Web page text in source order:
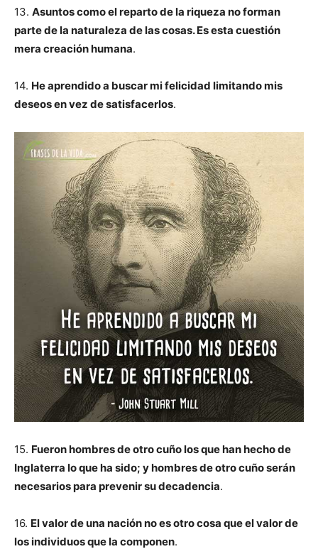
13. Asuntos como el reparto de la riqueza no forman
parte de la naturaleza de las cosas. Es esta cuestión
mera creación humana.
14. He aprendido a buscar mi felicidad limitando mis
deseos en vez de satisfacerlos.
15. Fueron hombres de otro cuño los que han hecho de
Inglaterra lo que ha sido; y hombres de otro cuño serán
necesarios para prevenir su decadencia.
16. El valor de una nación no es otro cosa que el valor de
los individuos que la componen.